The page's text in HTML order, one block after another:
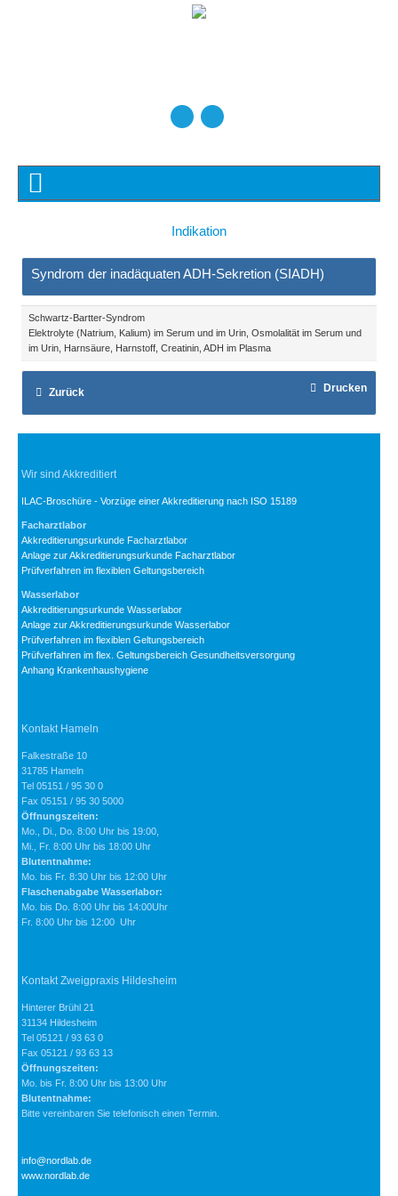
Indikation
Syndrom der inadäquaten ADH-Sekretion (SIADH)
Schwartz-Bartter-Syndrom
Elektrolyte (Natrium, Kalium) im Serum und im Urin, Osmolalität im Serum und
im Urin, Harnsäure, Harnstoff, Creatinin, ADH im Plasma
Zurück Drucken
Wir sind Akkreditiert
ILAC-Broschüre - Vorzüge einer Akkreditierung nach ISO 15189
Facharztlabor
Akkreditierungsurkunde Facharztlabor
Anlage zur Akkreditierungsurkunde Facharztlabor
Prüfverfahren im flexiblen Geltungsbereich
Wasserlabor
Akkreditierungsurkunde Wasserlabor
Anlage zur Akkreditierungsurkunde Wasserlabor
Prüfverfahren im flexiblen Geltungsbereich
Prüfverfahren im flex. Geltungsbereich Gesundheitsversorgung
Anhang Krankenhaushygiene
Kontakt Hameln
Falkestraße 10
31785 Hameln
Tel 05151 / 95 30 0
Fax 05151 / 95 30 5000
Öffnungszeiten:
Mo., Di., Do. 8:00 Uhr bis 19:00,
Mi., Fr. 8:00 Uhr bis 18:00 Uhr
Blutentnahme:
Mo. bis Fr. 8:30 Uhr bis 12:00 Uhr
Flaschenabgabe Wasserlabor:
Mo. bis Do. 8:00 Uhr bis 14:00Uhr
Fr. 8:00 Uhr bis 12:00 Uhr
Kontakt Zweigpraxis Hildesheim
Hinterer Brühl 21
31134 Hildesheim
Tel 05121 / 93 63 0
Fax 05121 / 93 63 13
Öffnungszeiten:
Mo. bis Fr. 8:00 Uhr bis 13:00 Uhr
Blutentnahme:
Bitte vereinbaren Sie telefonisch einen Termin.
info@nordlab.de
www.nordlab.de